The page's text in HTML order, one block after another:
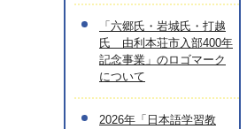
「六郷氏・岩城氏・打越
氏 由利本荘市入部400年
記念事業」のロゴマーク
について
2026年「日本語学習教